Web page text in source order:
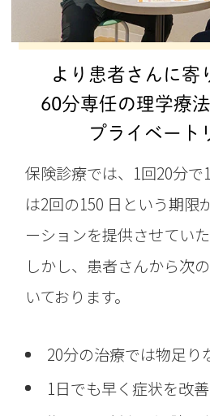
より患者さんに寄
60分専任の理学療
プライベート
保険診療では、1回20分で
は2回の150 日という期限
ーションを提供させていた
しかし、患者さんから次
いております。
20分の治療では物足
1日でも早く症状を改